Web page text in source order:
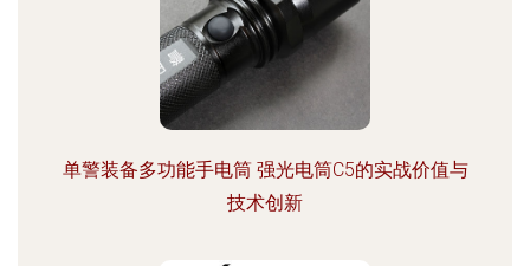
单警装备多功能手电筒 强光电筒C5的实战价值与
技术创新